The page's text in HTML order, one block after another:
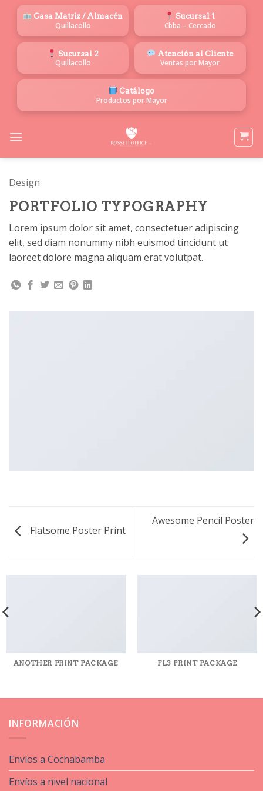
Saltar
contenido
Casa Matriz / Almacén
Quillacollo
Sucursal 1
Cbba – Cercado
Sucursal 2
Quillacollo
Atención al Cliente
Ventas por Mayor
Catálogo
Productos por Mayor
Design
PORTFOLIO TYPOGRAPHY
Lorem ipsum dolor sit amet, consectetuer adipiscing
elit, sed diam nonummy nibh euismod tincidunt ut
laoreet dolore magna aliquam erat volutpat.
Flatsome Poster Print
Awesome Pencil Poster
ANOTHER PRINT PACKAGE FL3 PRINT PACKAGE
INFORMACIÓN
Envíos a Cochabamba
Envíos a nivel nacional